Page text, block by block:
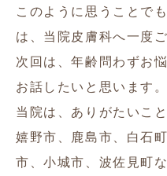
このように思うことで
は、当院皮膚科へ一度
次回は、年齢問わずお
お話したいと思います。
当院は、ありがたいこ
嬉野市、鹿島市、白石
市、小城市、波佐見町